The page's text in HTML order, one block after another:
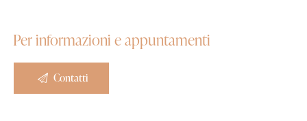
Per informazioni e appuntamenti
Contatti